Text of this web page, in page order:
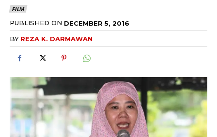
FILM
PUBLISHED ON DECEMBER 5, 2016
BY REZA K. DARMAWAN